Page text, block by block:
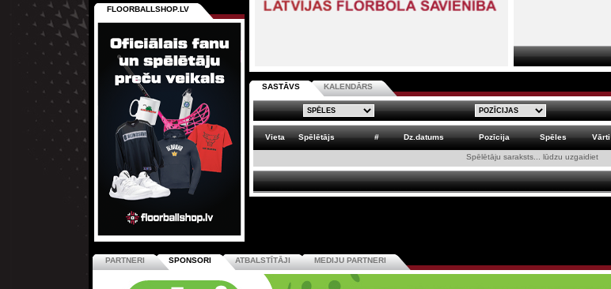
SASTĀVS KALENDĀRS
Vieta Spēlētājs # Dz.datums Pozīcija Spēles Vārti
Spēlētāju saraksts... lūdzu uzgaidiet
FLOORBALLSHOP.LV
PARTNERI SPONSORI ATBALSTĪTĀJI MEDIJU PARTNERI